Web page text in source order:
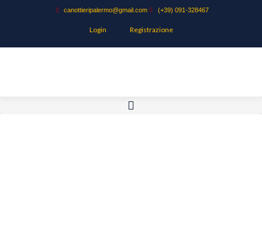
canottieripalermo@gmail.com (+39) 091-328467
Login Registrazione